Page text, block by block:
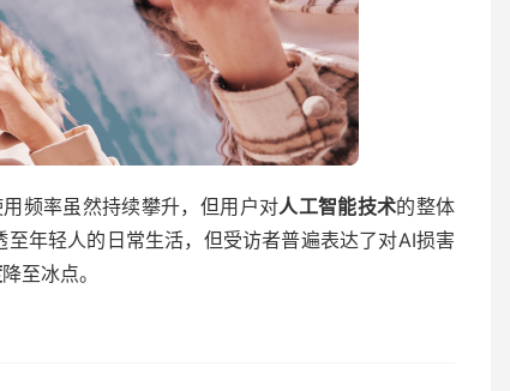
用频率虽然持续攀升，但用户对人工智能技术的整体
年轻人的日常生活，但受访者普遍表达了对AI损害
降至冰点。